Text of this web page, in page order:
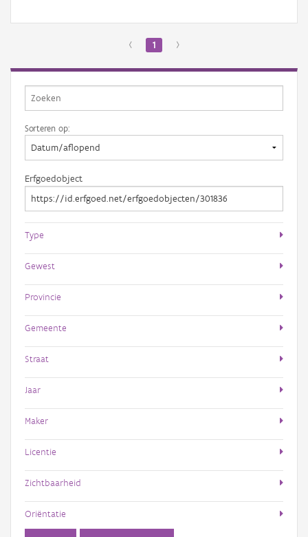
‹ 1 ›
Sorteren op:
Erfgoedobject
Type
Gewest
Provincie
Gemeente
Straat
Jaar
Maker
Licentie
Zichtbaarheid
Oriëntatie